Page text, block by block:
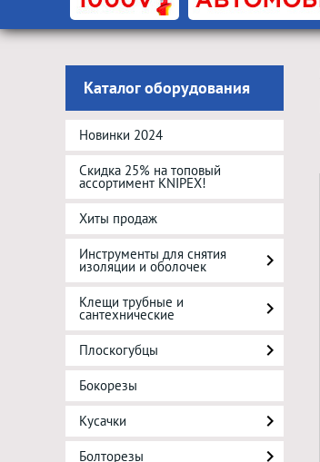
Каталог оборудования
Новинки 2024
Скидка 25% на топовый
ассортимент KNIPEX!
Хиты продаж
Инструменты для снятия
изоляции и оболочек
Клещи трубные и
сантехнические
Плоскогубцы
Бокорезы
Кусачки
Болторезы